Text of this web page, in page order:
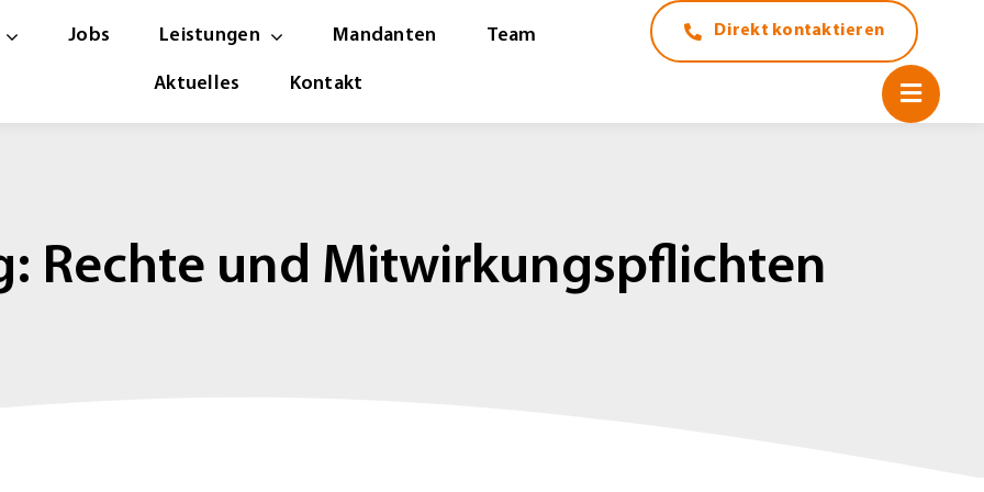
Jobs Leistungen Mandanten Team
Aktuelles Kontakt
Direkt kontaktieren
Rechte und Mitwirkungspflichten